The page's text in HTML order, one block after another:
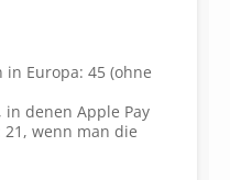
Europa: 45 (ohne
in denen Apple Pay
wenn man die